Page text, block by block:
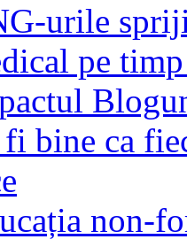
urile
pe
bine ca
non-